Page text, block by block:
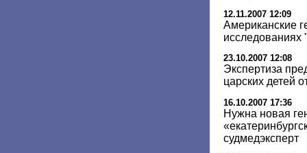
12.11.2007 12:09
Американские
исследованиях
23.10.2007 12:08
Экспертиза
царских детей
16.10.2007 17:36
Нужна новая
судмедэксперт